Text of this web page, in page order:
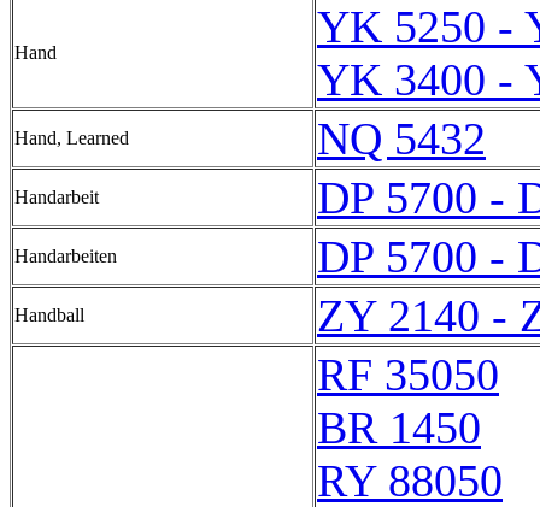
Hand
YK 5250 -
YK 3400 -
Hand, Learned NQ 5432
Handarbeit DP 5700 -
Handarbeiten DP 5700 -
Handball
ZY 2140 -
RF 35050
BR 1450
RY 88050